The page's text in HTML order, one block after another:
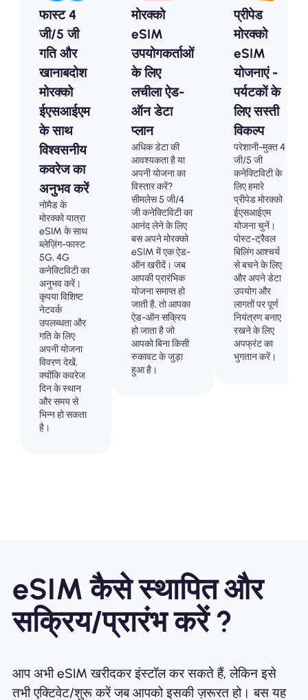
फास्ट 4
जी/5 जी
गति और
खानाबदोश
मोरक्को
ईएसआईएम
के साथ
विश्वसनीय
कवरेज का
अनुभव करें
नोमैड के
मोरक्को यात्रा
eSIM के साथ
ब्लेज़िंग-फास्ट
5G, 4G
कनेक्टिविटी का
अनुभव करें।
कृपया विशिष्ट
नेटवर्क
उपलब्धता और
गति के लिए
अपनी योजना
विवरण देखें,
क्योंकि कवरेज
दिन के स्थान
और समय से
भिन्न हो सकता
है।
मोरक्को
eSIM
उपयोगकर्ताओं
के लिए
लचीला ऐड-
ऑन डेटा
प्लान
अधिक डेटा की
आवश्यकता है या
अपनी योजना का
विस्तार करें?
सीमलेस 5 जी/4
जी कनेक्टिविटी का
आनंद लेने के लिए
बस अपने मोरक्को
eSIM में एक ऐड-
ऑन खरीदें। जब
आपकी प्रारंभिक
योजना समाप्त हो
जाती है, तो आपका
ऐड-ऑन सक्रिय
हो जाता है जो
आपको बिना किसी
रुकावट के जुड़ा
हुआ है।
प्रीपेड
मोरक्को
eSIM
योजनाएं -
पर्यटकों के
लिए सस्ती
विकल्प
परेशानी-मुक्त 4
जी/5 जी
कनेक्टिविटी के
लिए हमारे
प्रीपेड मोरक्को
ईएसआईएम
योजना चुनें।
पोस्ट-ट्रैवल
बिलिंग आश्चर्य
से बचने के लिए
और अपने डेटा
उपयोग और
लागतों पर पूर्ण
नियंत्रण बनाए
रखने के लिए
अपफ्रंट का
भुगतान करें।
eSIM कैसे स्थापित और
सक्रिय/प्रारंभ करें ?
आप अभी eSIM खरीदकर इंस्टॉल कर सकते हैं, लेकिन इसे
तभी एक्टिवेट/शुरू करें जब आपको इसकी ज़रूरत हो। बस यह